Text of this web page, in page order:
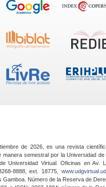
de 2026, es una revista
semestral por la Universidad
Universidad Virtual. Oficinas en Av.
8888, ext. 18775,
Gamboa. Número de la Reserva de